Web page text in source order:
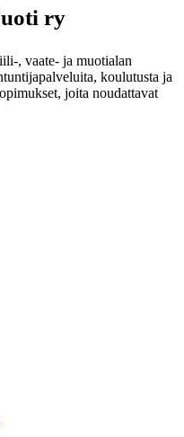
ry
, vaate- ja muotialan
koulutusta ja
joita noudattavat